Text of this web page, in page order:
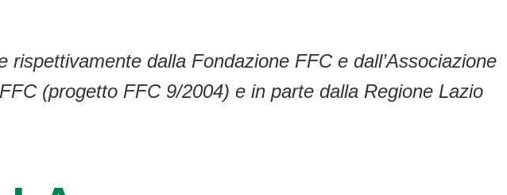
dalla Fondazione FFC e dall’Associazione
(progetto FFC 9/2004) e in parte dalla Regione Lazio